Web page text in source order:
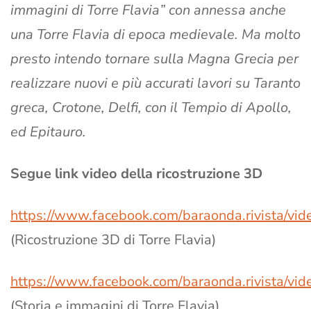
immagini di Torre Flavia” con annessa anche
una Torre Flavia di epoca medievale. Ma molto
presto intendo tornare sulla Magna Grecia per
realizzare nuovi e più accurati lavori su Taranto
greca, Crotone, Delfi, con il Tempio di Apollo,
ed Epitauro.
Segue link video della ricostruzione 3D
https://www.facebook.com/baraonda.rivista/
(Ricostruzione 3D di Torre Flavia)
https://www.facebook.com/baraonda.rivista/